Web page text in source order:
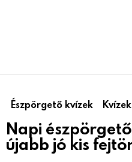
Észpörgető kvízek Kvízek
Napi
újabb jó kis